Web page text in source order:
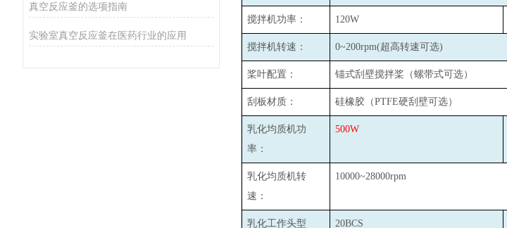
真空反应釜的选项指南
实验室真空反应釜在医药行业的应用
搅拌机功率： 120W
搅拌机转速： 0~200rpm(超高转速可选)
桨叶配置： 锚式刮壁搅拌桨（螺带式可选）
刮板材质： 硅橡胶（PTFE硬刮壁可选）
乳化均质机功
率：
500W
乳化均质机转
速：
10000~28000rpm
乳化工作头型
20BCS